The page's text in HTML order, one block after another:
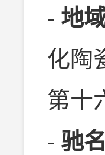
- 地
化陶
第十
- 驰